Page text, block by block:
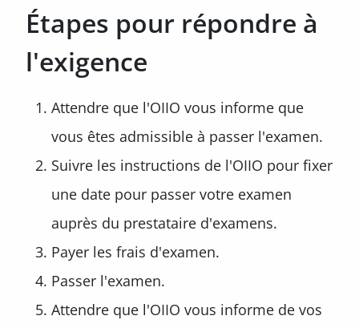
Étapes pour répondre à
l'exigence
Attendre que l'OIIO vous informe que
vous êtes admissible à passer l'examen.
Suivre les instructions de l'OIIO pour fixer
une date pour passer votre examen
auprès du prestataire d'examens.
Payer les frais d'examen.
Passer l'examen.
Attendre que l'OIIO vous informe de vos